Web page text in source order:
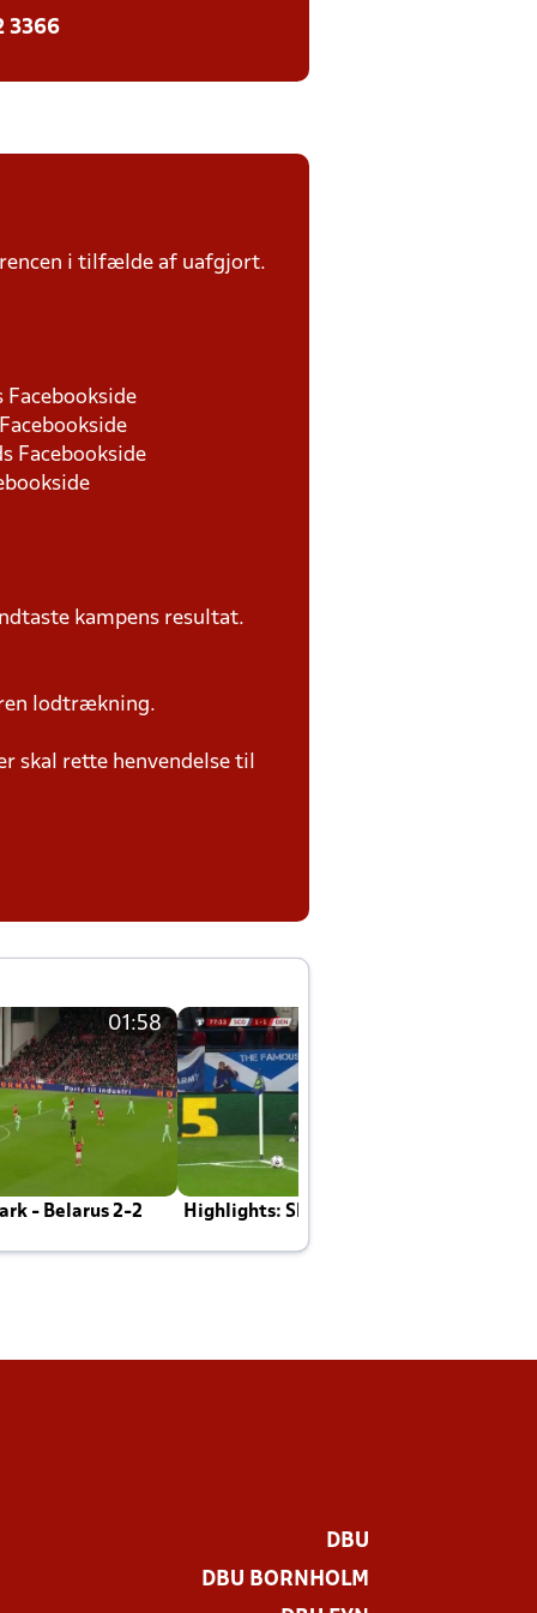
3366
i tilfælde af uafgjort.
Facebookside
kampens resultat.
ren lodtrækning.
skal rette henvendelse til
01:58
- Belarus 2-2 Highlights: Skotland - Danmark 4-2
DBU
DBU BORNHOLM